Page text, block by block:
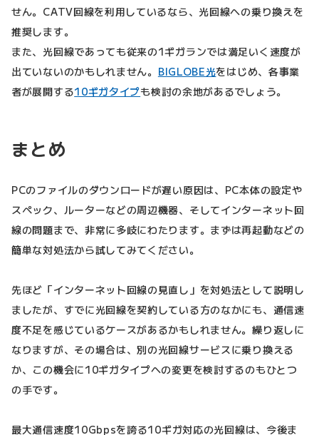
せん。CATV回線を利用しているなら、光回線への乗り換えを
推奨します。
また、光回線であっても従来の1ギガランでは満足いく速度が
出ていないのかもしれません。 BIGLOBE光をはじめ、各事業
者が展開する10ギガタイプも検討の余地があるでしょう。
まとめ
PCのファイルのダウンロードが遅い原因は、PC本体の設定や
スペック、ルーターなどの周辺機器、そしてインターネット回
線の問題まで、非常に多岐にわたります。まずは再起動などの
簡単な対処法から試してみてください。
先ほど「インターネット回線の見直し」を対処法として説明し
ましたが、すでに光回線を契約している方のなかにも、通信速
度不足を感じているケースがあるかもしれません。繰り返しに
なりますが、その場合は、別の光回線サービスに乗り換える
か、この機会に10ギガタイプへの変更を検討するのもひとつ
の手です。
最大通信速度10Gbpsを誇る10ギガ対応の光回線は、今後ま